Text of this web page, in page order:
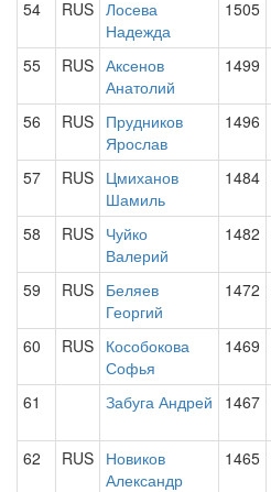
54 RUS Лосева
Надежда
1505
55 RUS Аксенов
Анатолий
1499
56 RUS Прудников
Ярослав
1496
57 RUS Цмиханов
Шамиль
1484
58 RUS Чуйко
Валерий
1482
59 RUS Беляев
Георгий
1472
60 RUS Кособокова
Софья
1469
61 Забуга Андрей 1467
62 RUS Новиков
Александр
1465